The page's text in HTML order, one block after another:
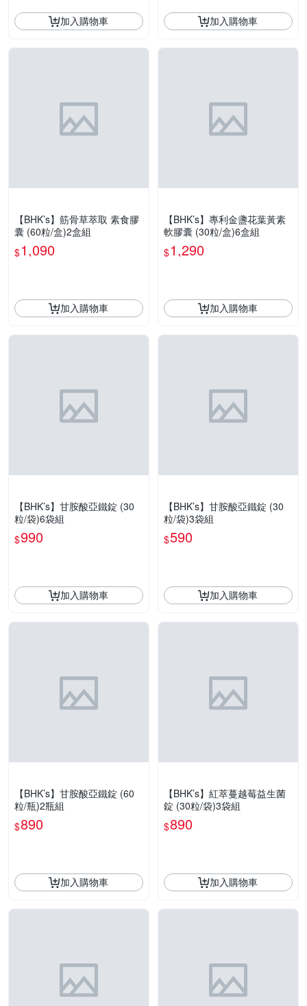
加入購物車 加入購物車
【BHK’s】筋骨草萃取 素食膠
囊 (60粒/盒)2盒組
$1,090
加入購物車
【BHK’s】專利金盞花葉黃素
軟膠囊 (30粒/盒)6盒組
$1,290
加入購物車
【BHK’s】甘胺酸亞鐵錠 (30
粒/袋)6袋組
$990
加入購物車
【BHK’s】甘胺酸亞鐵錠 (30
粒/袋)3袋組
$590
加入購物車
【BHK’s】甘胺酸亞鐵錠 (60
粒/瓶)2瓶組
$890
加入購物車
【BHK’s】紅萃蔓越莓益生菌
錠 (30粒/袋)3袋組
$890
加入購物車